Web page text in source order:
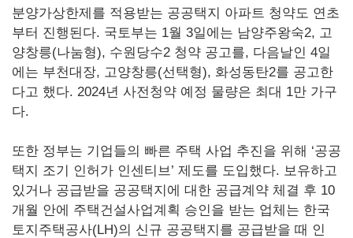
분양가상한제를 적용받는 공공택지 아파트 청약도 연초
부터 진행된다. 국토부는 1월 3일에는 남양주왕숙2, 고
양창릉(나눔형), 수원당수2 청약 공고를, 다음날인 4일
에는 부천대장, 고양창릉(선택형), 화성동탄2를 공고한
다고 했다. 2024년 사전청약 예정 물량은 최대 1만 가구
다.
또한 정부는 기업들의 빠른 주택 사업 추진을 위해 ‘공공
택지 조기 인허가 인센티브’ 제도를 도입했다. 보유하고
있거나 공급받을 공공택지에 대한 공급계약 체결 후 10
개월 안에 주택건설사업계획 승인을 받는 업체는 한국
토지주택공사(LH)의 신규 공공택지를 공급받을 때 인